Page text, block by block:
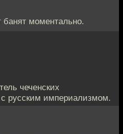
банят моментально.
чеченских
русским империализмом.